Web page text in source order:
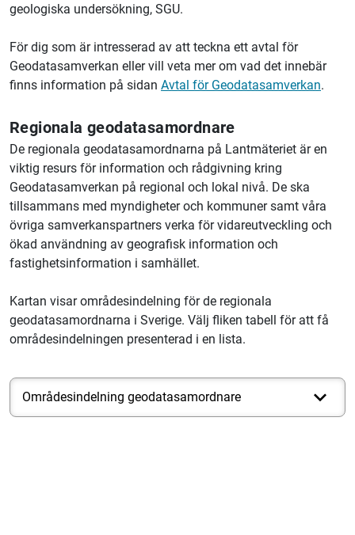
geologiska undersökning, SGU.
För dig som är intresserad av att teckna ett avtal för
Geodatasamverkan eller vill veta mer om vad det innebär
finns information på sidan Avtal för Geodatasamverkan.
Regionala geodatasamordnare
De regionala geodatasamordnarna på Lantmäteriet är en
viktig resurs för information och rådgivning kring
Geodatasamverkan på regional och lokal nivå. De ska
tillsammans med myndigheter och kommuner samt våra
övriga samverkanspartners verka för vidareutveckling och
ökad användning av geografisk information och
fastighetsinformation i samhället.
Kartan visar områdesindelning för de regionala
geodatasamordnarna i Sverige. Välj fliken tabell för att få
områdesindelningen presenterad i en lista.
Områdesindelning geodatasamordnare